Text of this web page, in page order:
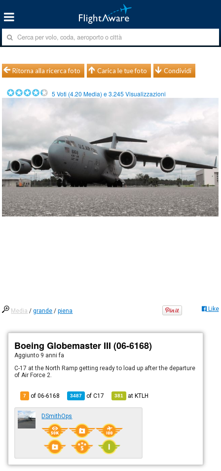
Ritorna alla ricerca foto Carica le tue foto Condividi
5 Voti (4.20 Media) e3.245 Visualizzazioni
Media /grande /piena Like
Boeing Globemaster III (06-6168)
Aggiunto 9 anni fa
C-17 at the North Ramp getting ready to load up after the departure
of Air Force 2.
7 of 06-6168 3487 ofC17 381 atKTLH
DSmithOps